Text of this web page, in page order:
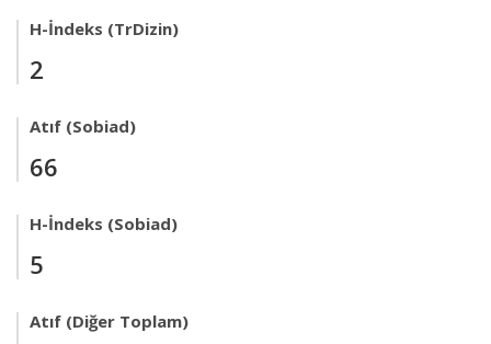
H-İndeks (TrDizin)
2
Atıf (Sobiad)
66
H-İndeks (Sobiad)
5
Atıf (Diğer Toplam)